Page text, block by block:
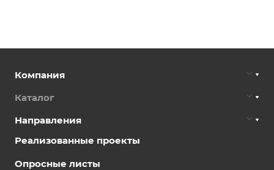
Компания
Каталог
Направления
Реализованные проекты
Опросные листы